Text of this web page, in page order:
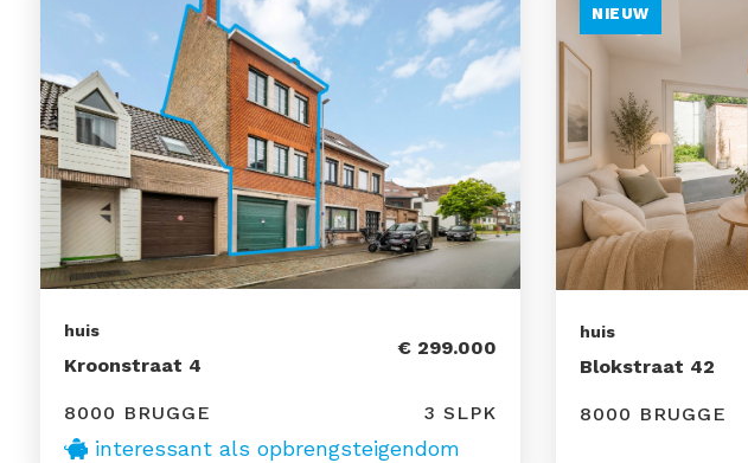
huis
Kroonstraat 4
€ 299.000
8000 BRUGGE 3 SLPK
interessant als opbrengsteigendom
NIEUW
huis
Blokstraat 42
8000 BRUGGE